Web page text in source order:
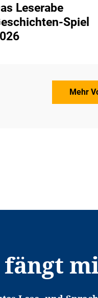
Leserabe
Spiel
Mehr
fängt